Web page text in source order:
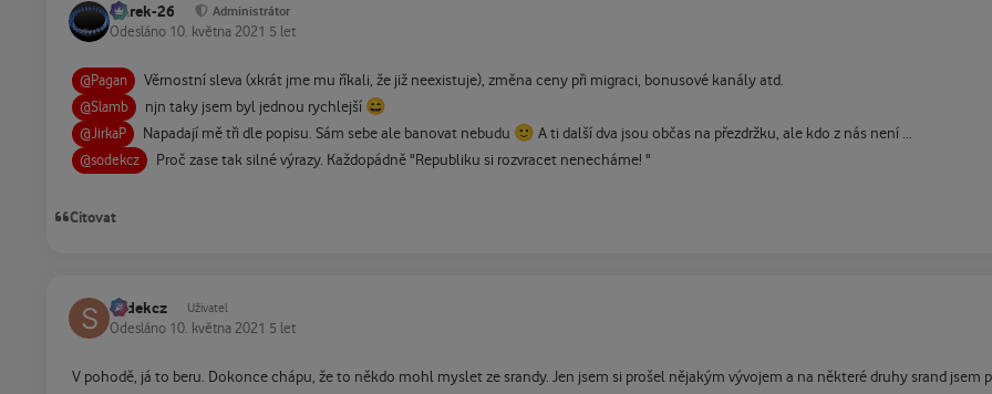
Marek-26 Administrátor
Odesláno 10. května 2021 5 let
@Pagan Věrnostní sleva (xkrát jme mu říkali, že již neexistuje), změna ceny při migraci, bonusové kanály atd.
@Slamb njn taky jsem byl jednou rychlejší 😄
@JirkaP Napadají mě tři dle popisu. Sám sebe ale banovat nebudu 🙂 A ti další dva jsou občas na přezdržku, ale kdo z nás není ...
@sodekcz Proč zase tak silné výrazy. Každopádně "Republiku si rozvracet nenecháme! "
Citovat
sodekcz Uživatel
Odesláno 10. května 2021 5 let
V pohodě, já to beru. Dokonce chápu, že to někdo mohl myslet ze srandy. Jen jsem si prošel nějakým vývojem a na některé druhy srand